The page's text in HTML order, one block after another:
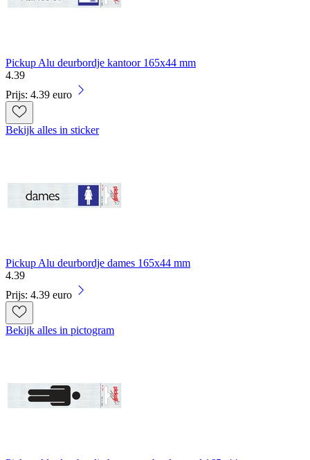
Pickup Alu deurbordje kantoor 165x44 mm
4.39
Prijs: 4.39 euro
Bekijk alles in sticker
Pickup Alu deurbordje dames 165x44 mm
4.39
Prijs: 4.39 euro
Bekijk alles in pictogram